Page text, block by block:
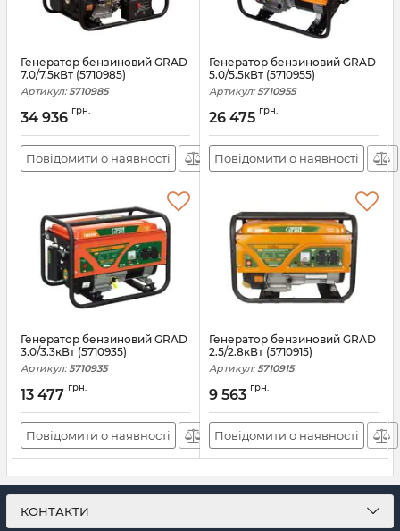
Генератор бензиновий GRAD
7.0/7.5кВт (5710985)
Артикул: 5710985
34 936 грн.
Повідомити о наявності
Генератор бензиновий GRAD
5.0/5.5кВт (5710955)
Артикул: 5710955
26 475 грн.
Повідомити о наявності
Генератор бензиновий GRAD
3.0/3.3кВт (5710935)
Артикул: 5710935
13 477 грн.
Повідомити о наявності
Генератор бензиновий GRAD
2.5/2.8кВт (5710915)
Артикул: 5710915
9 563 грн.
Повідомити о наявності
КОНТАКТИ